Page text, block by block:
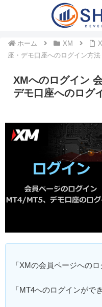
ホーム XM
座・デモ口座へのログイン方法
XMへのログイン
デモ口座へのログ
「XMの会員ページへの
「MT4へのログインがで